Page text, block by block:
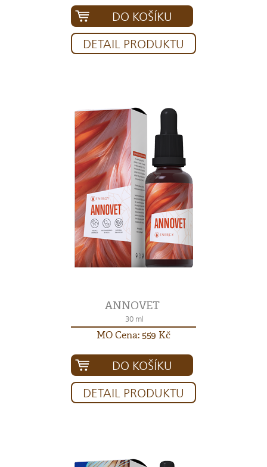
DO KOŠÍKU
DETAIL PRODUKTU
ANNOVET
30 ml
MO Cena: 559 Kč
DO KOŠÍKU
DETAIL PRODUKTU